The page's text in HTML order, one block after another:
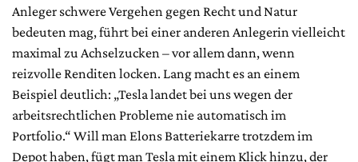
Anleger schwere Vergehen gegen Recht und Natur
bedeuten mag, führt bei einer anderen Anlegerin vielleicht
maximal zu Achselzucken – vor allem dann, wenn
reizvolle Renditen locken. Lang macht es an einem
Beispiel deutlich: „Tesla landet bei uns wegen der
arbeitsrechtlichen Probleme nie automatisch im
Portfolio.“ Will man Elons Batteriekarre trotzdem im
Depot haben, fügt man Tesla mit einem Klick hinzu, der